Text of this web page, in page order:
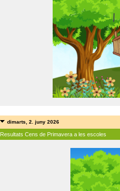
dimarts, 2. juny 2026
Resultats Cens de Primavera a les escoles